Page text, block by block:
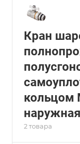
Кран
кольцом
2 товара